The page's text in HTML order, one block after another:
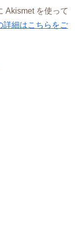
Akismet を使って
詳細はこちらをご